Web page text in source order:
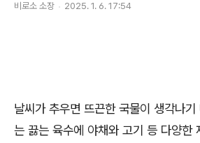
비로소 소장 2025. 1. 6. 17:54
날씨가 추우면 뜨끈한 국물이 생각나
는 끓는 육수에 야채와 고기 등 다양한